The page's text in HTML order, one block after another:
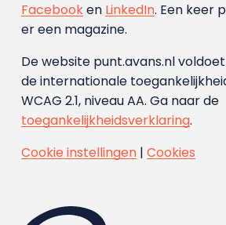
Facebooken LinkedIn. Een keer
er een magazine.
De website punt.avans.nl
de internationale
WCAG 2.1, niveau AA. Ga naar de
toegankelijkheidsverklaring.
Cookie instellingen| Cookies